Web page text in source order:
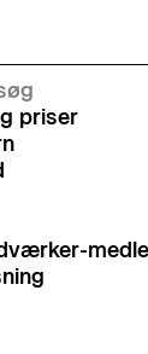
priser